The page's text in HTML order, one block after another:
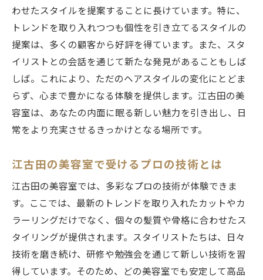
わせたスタイルを提案することに長けています。特に、
トレンドを取り入れつつも個性を引き立てるスタイルの
提案は、多くの顧客から好評を得ています。また、スタ
イリストとの会話を通じて新たな発見があることもしば
しば。これにより、ただのヘアスタイルの変化にとどま
らず、心まで豊かになる体験を提供します。江古田の美
容室は、あなたの内面に眠る新しい魅力を引き出し、日
常をより充実させるきっかけとなる場所です。
江古田の美容室で受けるプロの技術とは
江古田の美容室では、多彩なプロの技術が体験できま
す。ここでは、最新のトレンドを取り入れたカットやカ
ラーリングだけでなく、個々の髪質や骨格に合わせたス
タイリングが提供されます。スタイリストたちは、日々
技術を磨き続け、研修や勉強会を通じて新しい技術を習
得しています。そのため、どの美容室でも安定して高品